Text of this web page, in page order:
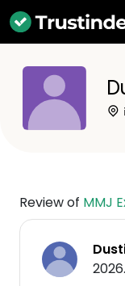
Review of MMJ